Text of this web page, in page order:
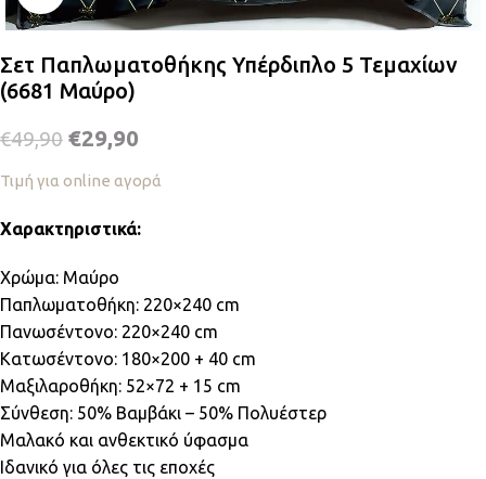
Σετ Παπλωματοθήκης Υπέρδιπλο 5 Τεμαχίων
(6681 Μαύρο)
€49,90 €29,90
Τιμή για online αγορά
Χαρακτηριστικά:
Χρώμα: Μαύρο
Παπλωματοθήκη: 220×240 cm
Πανωσέντονο: 220×240 cm
Κατωσέντονο: 180×200 + 40 cm
Μαξιλαροθήκη: 52×72 + 15 cm
Σύνθεση: 50% Βαμβάκι – 50% Πολυέστερ
Μαλακό και ανθεκτικό ύφασμα
Ιδανικό για όλες τις εποχές